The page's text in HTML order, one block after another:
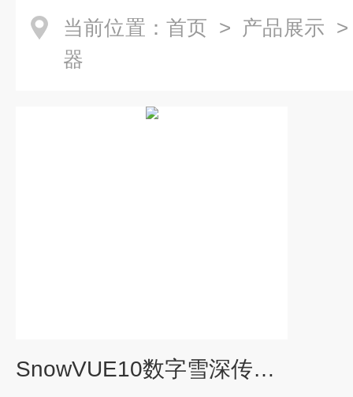
当前位置： 首页 > 产品展示
器
SnowVUE10数字雪深传感器